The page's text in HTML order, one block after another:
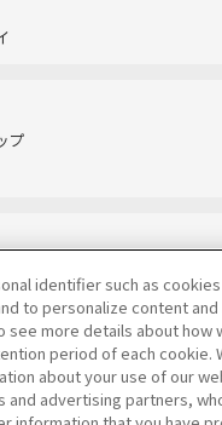
プ
identifier such as
to personalize content and
see more details about how
period of each cookie.
about your use of our
and advertising partners,